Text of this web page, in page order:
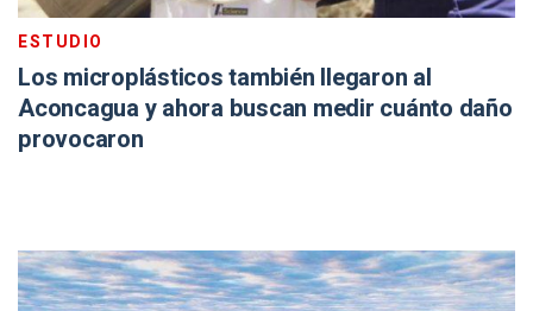
ESTUDIO
Los microplásticos también llegaron al
Aconcagua y ahora buscan medir cuánto daño
provocaron